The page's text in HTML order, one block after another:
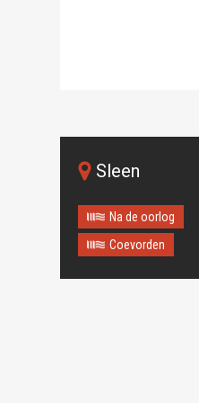
Sleen
Na de oorlog
Coevorden